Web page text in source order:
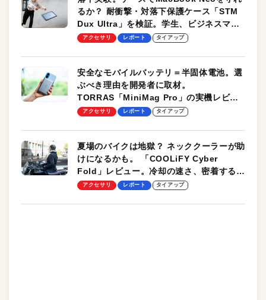
るか？ 耐衝撃・対落下保護ケース「STM
Dux Ultra」を検証。学生、ビジネスマン
のモバイルユースに最適！
アクセサリ レポート タイアップ
安全なモバイルバッテリ＝半固体電池。選
ぶべき理由を開発者に取材。
TORRAS「MiniMag Pro」の実機レビュ
ーも
アクセサリ レポート タイアップ
夏場のバイクは地獄？ ネッククーラーが助
けになるかも。 「COOLiFY Cyber
Fold」レビュー。冷却の速さ、密着する冷
却プレート、シンプルな操作性がグッド！
アクセサリ レポート タイアップ